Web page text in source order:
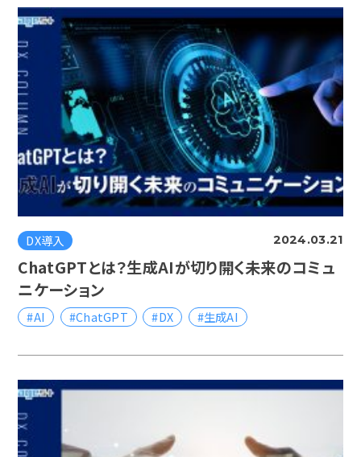
DX導入 2024.03.21
ChatGPTとは？生成AIが切り開く未来のコミュ
ニケーション
#AI #ChatGPT #DX #生成AI